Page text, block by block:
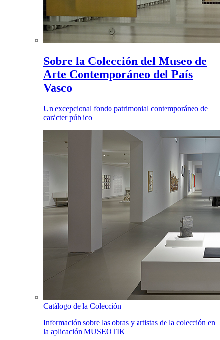
Sobre la Colección del Museo de
Arte Contemporáneo del País
Vasco
Un excepcional fondo patrimonial contemporáneo de
carácter público
Catálogo de la Colección
Información sobre las obras y artistas de la colección en
la aplicación MUSEOTIK